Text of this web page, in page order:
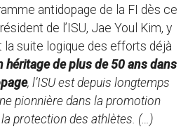
antidopage de la FI dès ce
de l’ISU, Jae Youl Kim, y
la suite logique des efforts déjà
héritage de plus de 50 ans dans
, l’ISU est depuis longtemps
pionnière dans la promotion
protection des athlètes. (…)